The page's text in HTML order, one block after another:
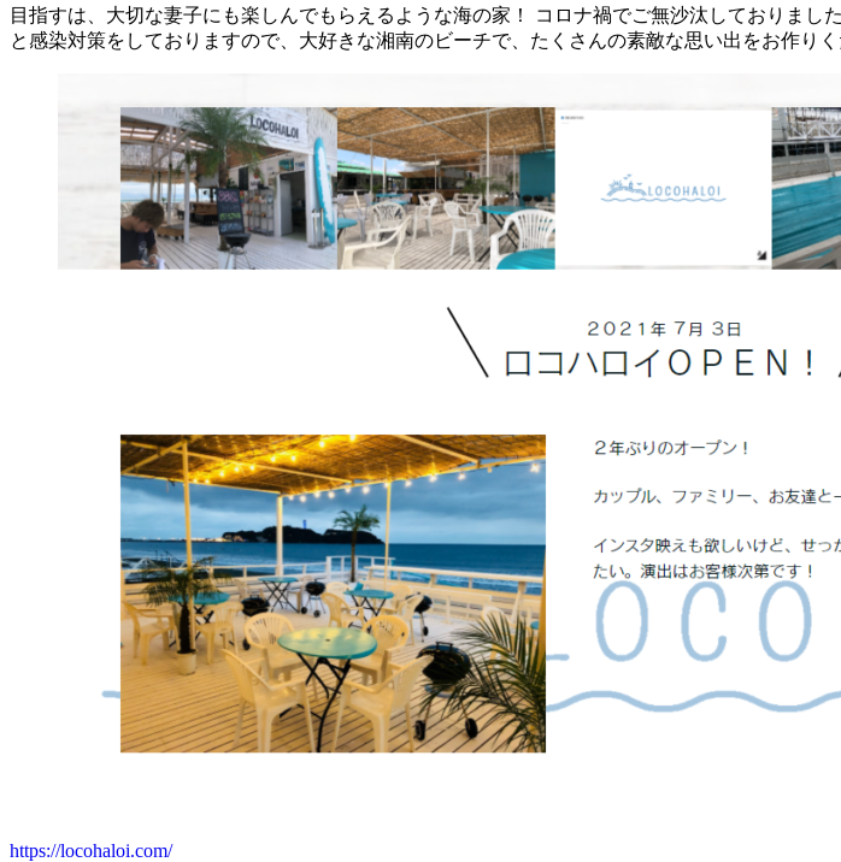
目指すは、大切な妻子にも楽しんでもらえるような海の家！ コロナ禍でご無沙汰しておりま
と感染対策をしておりますので、大好きな湘南のビーチで、たくさんの素敵な思い出をお作りく
https://locohaloi.com/